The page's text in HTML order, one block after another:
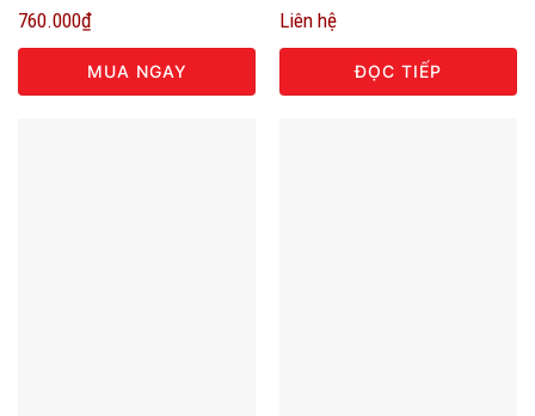
760.000₫
MUA NGAY
Liên hệ
ĐỌC TIẾP